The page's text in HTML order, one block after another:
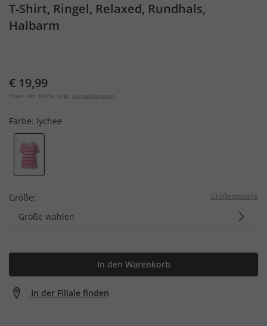
T-Shirt, Ringel, Relaxed, Rundhals,
Halbarm
€ 19,99
Preis inkl. MwSt. zzgl. Versandkosten
Farbe: lychee
Größe: Größentabelle
Größe wählen
In den Warenkorb
In der Filiale finden